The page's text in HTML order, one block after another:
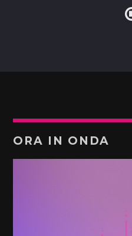
ORA IN ONDA